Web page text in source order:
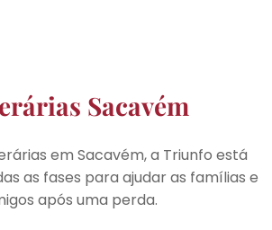
Sacavém
em Sacavém, a Triunfo está
as fases para ajudar as famílias e
após uma perda.